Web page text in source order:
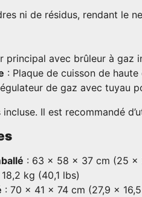
ni de résidus, rendant le
principal avec brûleur à gaz
: Plaque de cuisson de
de gaz avec tuyau
incluse. Il est recommandé
: 63 x 58 x 37 cm (25 x
18,2 kg (40,1 lbs)
: 70 x 41 x 74 cm (27,9 x